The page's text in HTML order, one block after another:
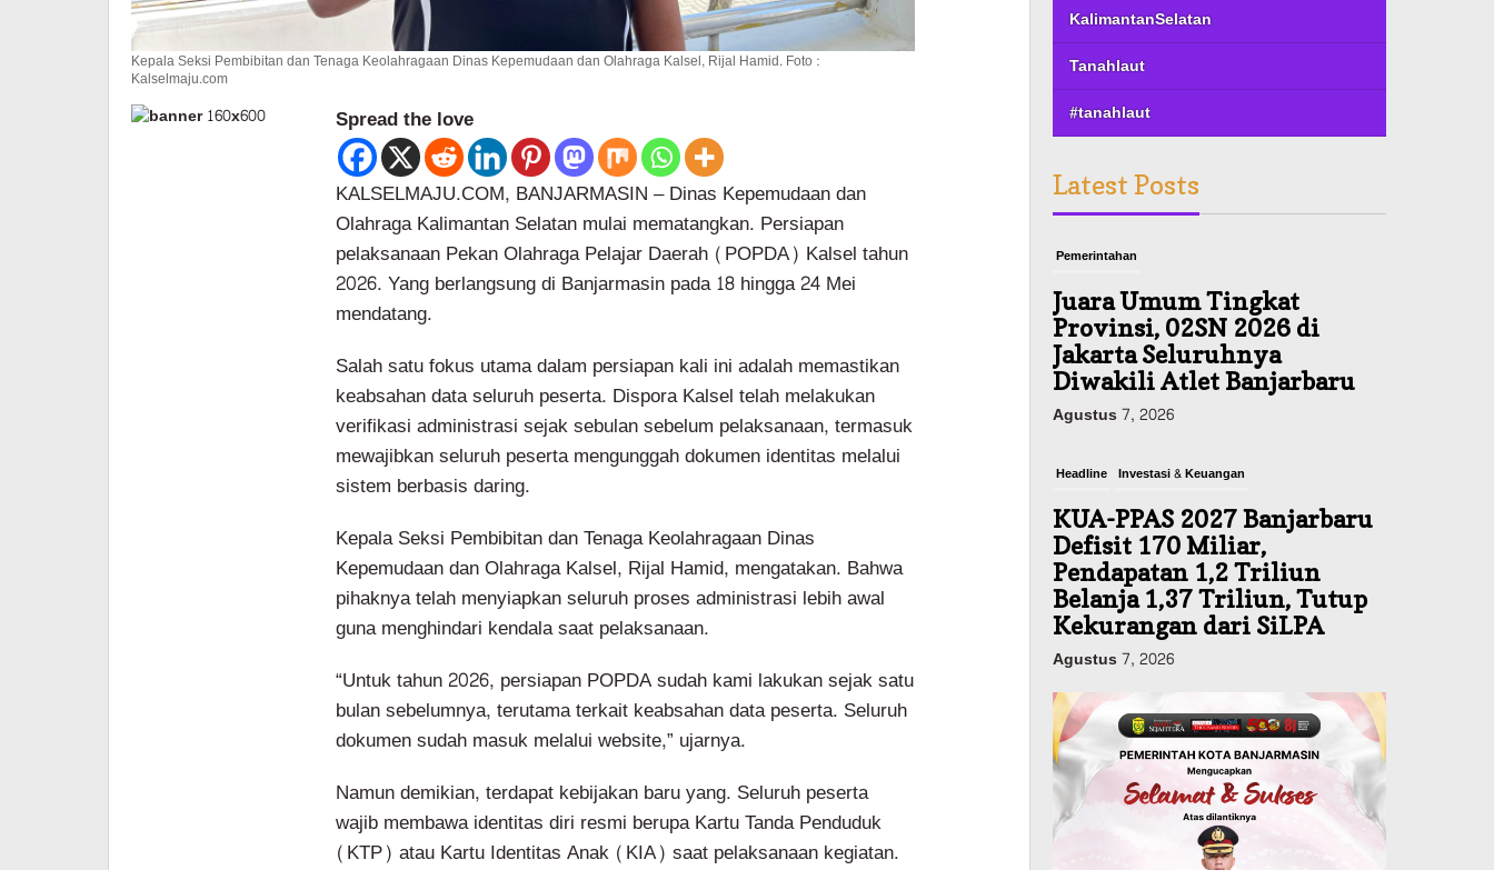
Kepala Seksi Pembibitan dan Tenaga Keolahragaan Dinas Kepemudaan dan Olahraga Kalsel, Rijal Hamid. Foto :
Kalselmaju.com
Spread the love
KALSELMAJU.COM, BANJARMASIN – Dinas Kepemudaan dan
Olahraga Kalimantan Selatan mulai mematangkan. Persiapan
pelaksanaan Pekan Olahraga Pelajar Daerah (POPDA) Kalsel tahun
2026. Yang berlangsung di Banjarmasin pada 18 hingga 24 Mei
mendatang.
Salah satu fokus utama dalam persiapan kali ini adalah memastikan
keabsahan data seluruh peserta. Dispora Kalsel telah melakukan
verifikasi administrasi sejak sebulan sebelum pelaksanaan, termasuk
mewajibkan seluruh peserta mengunggah dokumen identitas melalui
sistem berbasis daring.
Kepala Seksi Pembibitan dan Tenaga Keolahragaan Dinas
Kepemudaan dan Olahraga Kalsel, Rijal Hamid, mengatakan. Bahwa
pihaknya telah menyiapkan seluruh proses administrasi lebih awal
guna menghindari kendala saat pelaksanaan.
“Untuk tahun 2026, persiapan POPDA sudah kami lakukan sejak satu
bulan sebelumnya, terutama terkait keabsahan data peserta. Seluruh
dokumen sudah masuk melalui website,” ujarnya.
Namun demikian, terdapat kebijakan baru yang. Seluruh peserta
wajib membawa identitas diri resmi berupa Kartu Tanda Penduduk
(KTP) atau Kartu Identitas Anak (KIA) saat pelaksanaan kegiatan.
KalimantanSelatan
Tanahlaut
#tanahlaut
Latest Posts
Pemerintahan
Juara Umum Tingkat
Provinsi, 02SN 2026 di
Jakarta Seluruhnya
Diwakili Atlet Banjarbaru
Agustus 7, 2026
Headline Investasi & Keuangan
KUA-PPAS 2027 Banjarbaru
Defisit 170 Miliar,
Pendapatan 1,2 Triliun
Belanja 1,37 Triliun, Tutup
Kekurangan dari SiLPA
Agustus 7, 2026
Kalsel
Operasi Sikat Intan 2026
Berakhir, Polda Kalsel
Amankan Ribuan Miras
Hingga Beberapa Tuak